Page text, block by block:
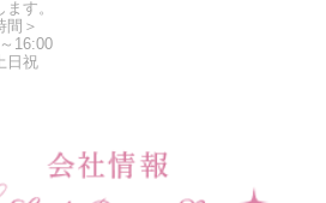
す。
間＞
16:00
日祝